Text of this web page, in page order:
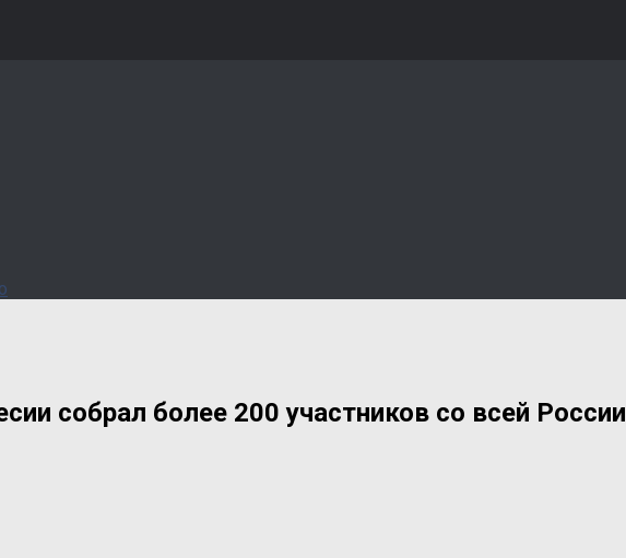
собрал более 200 участников со всей России